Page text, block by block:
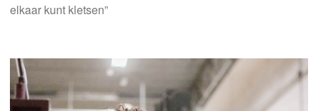
elkaar kunt kletsen”